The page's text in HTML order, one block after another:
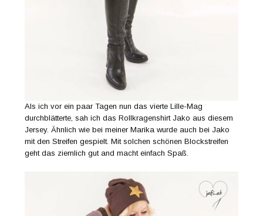
Als ich vor ein paar Tagen nun das vierte Lille-Mag
durchblätterte, sah ich das Rollkragenshirt Jako aus diesem
Jersey. Ähnlich wie bei meiner Marika wurde auch bei Jako
mit den Streifen gespielt. Mit solchen schönen Blockstreifen
geht das ziemlich gut and macht einfach Spaß.